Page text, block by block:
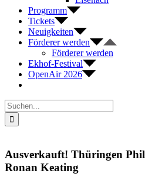
Programm
Tickets
Neuigkeiten
Förderer werden
Förderer werden
Ekhof-Festival
OpenAir 2026
Suche
nach:
Ausverkauft! Thüringen
Ronan Keating